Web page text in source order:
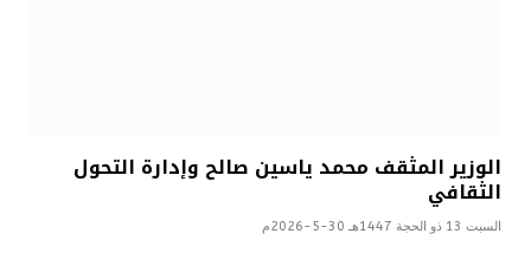
الوزير المثقف محمد ياسين صالح وإدارة التحول
الثقافي
السبت 13 ذو الحجة 1447هـ 30-5-2026م